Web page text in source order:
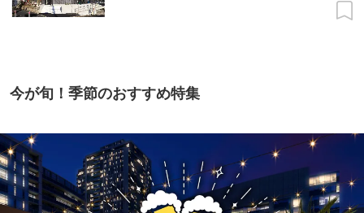
今が旬！季節のおすすめ特集